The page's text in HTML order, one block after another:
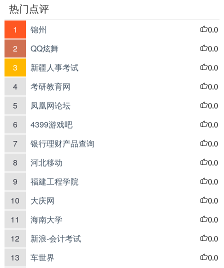
热门点评
1 锦州 0.0
2 QQ炫舞 0.0
3 新疆人事考试 0.0
4 考研教育网 0.0
5 凤凰网论坛 0.0
6 4399游戏吧 0.0
7 银行理财产品查询 0.0
8 河北移动 0.0
9 福建工程学院 0.0
10 大庆网 0.0
11 海南大学 0.0
12 新浪-会计考试 0.0
13 车世界 0.0